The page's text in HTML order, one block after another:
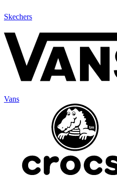
Skechers
Vans